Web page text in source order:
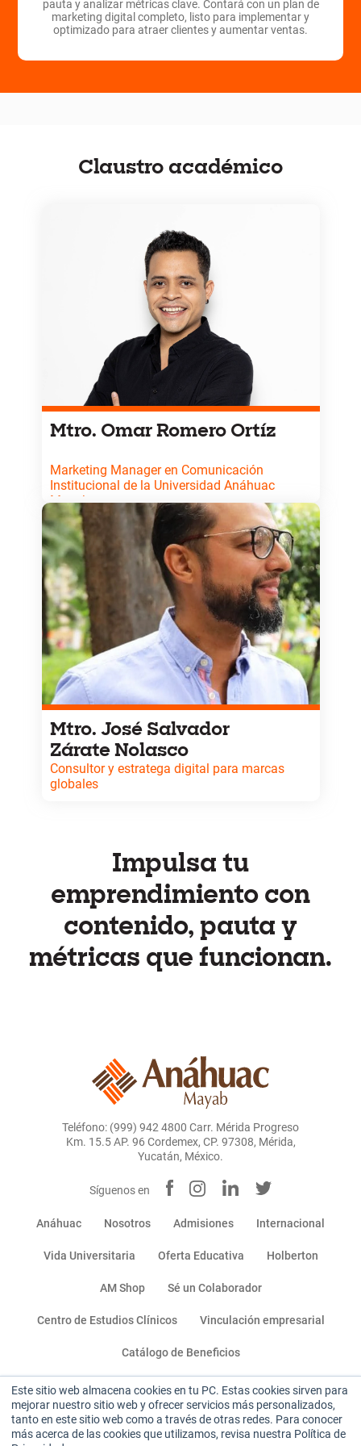
Este sitio web almacena cookies en tu PC. Estas cookies sirven para
mejorar nuestro sitio web y ofrecer servicios más personalizados,
tanto en este sitio web como a través de otras redes. Para conocer
más acerca de las cookies que utilizamos, revisa nuestra Política de
pauta y analizar métricas clave. Contará con un plan de
marketing digital completo, listo para implementar y
optimizado para atraer clientes y aumentar ventas.
Claustro académico
Mtro. Omar Romero Ortíz
Marketing Manager en Comunicación
Institucional de la Universidad Anáhuac
Mayab
Licenciado en Mercadotecnia y Maestro en
Relaciones Públicas y Publicidad. Es instructor
certificado en Lego® Serious Play® y posee
certificaciones en HubSpot, Google y Shopify.
Combina su labor institucional con consultoría
independiente y la cofundación de proyectos de
emprendimiento y marketing.
Mtro. José Salvador
Zárate Nolasco
Consultor y estratega digital para marcas
globales
datos. Ha participado en aceleradoras como 500
Startups y Parallel 18, y cuenta con reconocimientos
internacionales por campañas de desempeño,
crecimiento y posicionamiento.
Impulsa tu
emprendimiento con
contenido, pauta y
métricas que funcionan.
Teléfono: (999) 942 4800 Carr. Mérida Progreso
Km. 15.5 AP. 96 Cordemex, CP. 97308, Mérida,
Yucatán, México.
Síguenos en
Anáhuac Nosotros Admisiones Internacional
Vida Universitaria Oferta Educativa Holberton
AM Shop Sé un Colaborador
Centro de Estudios Clínicos Vinculación empresarial
Catálogo de Beneficios
Miembro de: